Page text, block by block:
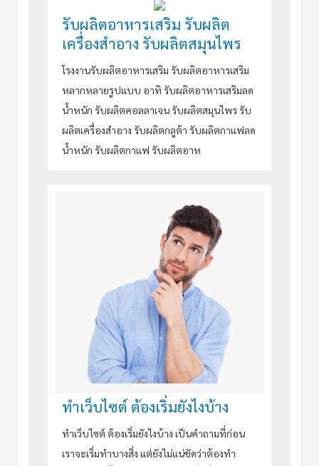
รับผลิตอาหารเสริม รับผลิต
เครื่องสำอาง รับผลิตสมุนไพร
โรงงานรับผลิตอาหารเสริม รับผลิตอาหารเสริม
หลากหลายรูปเเบบ อาทิ รับผลิตอาหารเสริมลด
น้ำหนัก รับผลิตคอลลาเจน รับผลิตสมุนไพร รับ
ผลิตเครื่องสำอาง รับผลิตกลูต้า รับผลิตกาเเฟลด
น้ำหนัก รับผลิตกาเเฟ รับผลิตอาห
ทำเว็บไซต์ ต้องเริ่มยังไงบ้าง
ทำเว็บไซต์ ต้องเริ่มยังไงบ้าง เป็นคำถามที่ก่อน
เราจะเริ่มทำบางสิ่ง แต่ยังไม่แน่ชัดว่าต้องทำ